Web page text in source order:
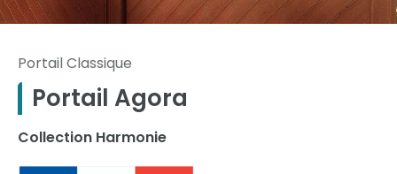
Portail Classique
Portail Agora
Collection Harmonie